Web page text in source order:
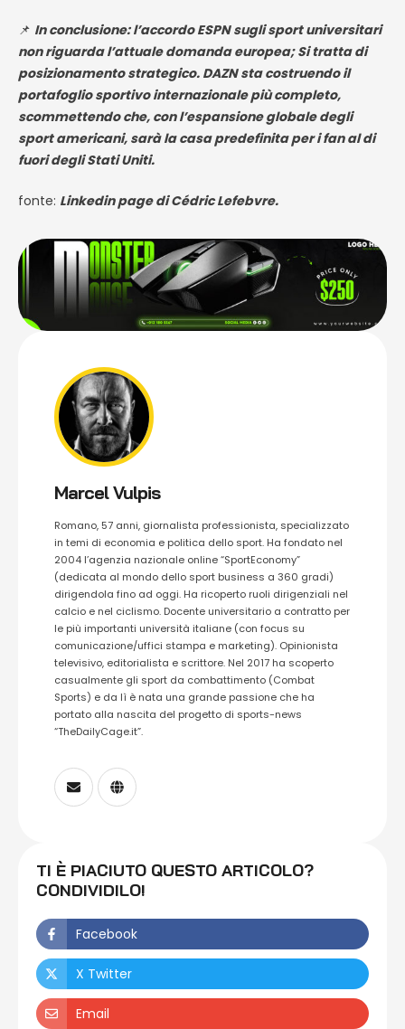
📌 In conclusione: l’accordo ESPN sugli sport universitari
non riguarda l’attuale domanda europea; Si tratta di
posizionamento strategico. DAZN sta costruendo il
portafoglio sportivo internazionale più completo,
scommettendo che, con l’espansione globale degli
sport americani, sarà la casa predefinita per i fan al di
fuori degli Stati Uniti.
fonte: Linkedin page di Cédric Lefebvre.
Marcel Vulpis
Romano, 57 anni, giornalista professionista, specializzato
in temi di economia e politica dello sport. Ha fondato nel
2004 l’agenzia nazionale online “SportEconomy”
(dedicata al mondo dello sport business a 360 gradi)
dirigendola fino ad oggi. Ha ricoperto ruoli dirigenziali nel
calcio e nel ciclismo. Docente universitario a contratto per
le più importanti università italiane (con focus su
comunicazione/uffici stampa e marketing). Opinionista
televisivo, editorialista e scrittore. Nel 2017 ha scoperto
casualmente gli sport da combattimento (Combat
Sports) e da lì è nata una grande passione che ha
portato alla nascita del progetto di sports-news
“TheDailyCage.it”.
TI È PIACIUTO QUESTO ARTICOLO?
CONDIVIDILO!
Facebook
X Twitter
Email